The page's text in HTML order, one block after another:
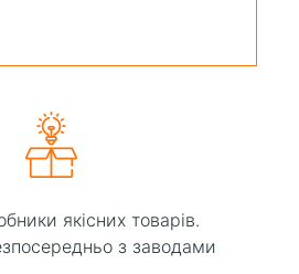
якісних товарів.
з заводами